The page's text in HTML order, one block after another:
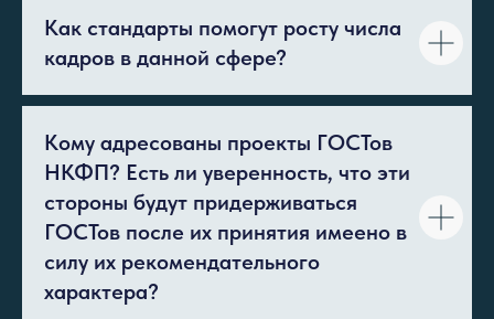
Как стандарты помогут росту числа
кадров в данной сфере?
Кому адресованы проекты ГОСТов
НКФП? Есть ли уверенность, что эти
стороны будут придерживаться
ГОСТов после их принятия имеено в
силу их рекомендательного
характера?